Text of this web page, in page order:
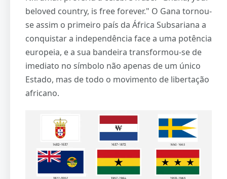
beloved country, is free forever." O Gana tornou-
se assim o primeiro país da África Subsariana a
conquistar a independência face a uma potência
europeia, e a sua bandeira transformou-se de
imediato no símbolo não apenas de um único
Estado, mas de todo o movimento de libertação
africano.